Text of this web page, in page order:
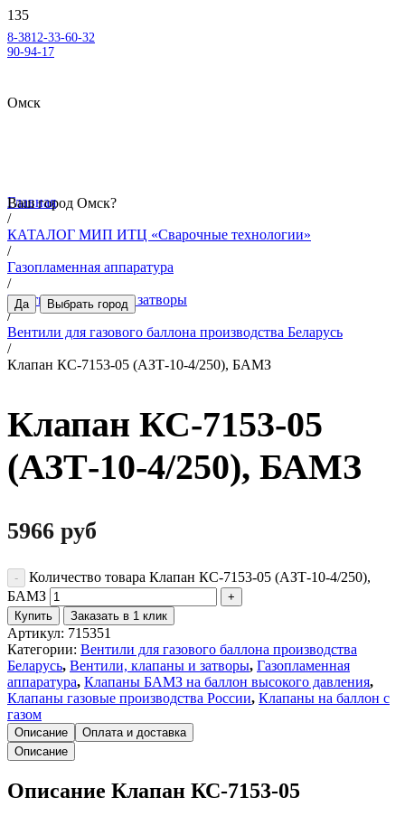
8-3812-33-60-32
90-94-17
Омск
Ваш город Омск?
Да Выбрать город
Главная
/
КАТАЛОГ МИП ИТЦ «Сварочные технологии»
/
Газопламенная аппаратура
/
Вентили, клапаны и затворы
/
Вентили для газового баллона производства Беларусь
/
Клапан КС-7153-05 (АЗТ-10-4/250), БАМЗ
Клапан КС-7153-05
(АЗТ-10-4/250), БАМЗ
5966 руб
Количество товара Клапан КС-7153-05 (АЗТ-10-4/250),
БАМЗ
Купить Заказать в 1 клик
Артикул: 715351
Категории: Вентили для газового баллона производства
Беларусь, Вентили, клапаны и затворы, Газопламенная
аппаратура, Клапаны БАМЗ на баллон высокого давления,
Клапаны газовые производства России, Клапаны на баллон с
газом
Описание
Оплата и доставка
Описание
Описание Клапан КС-7153-05